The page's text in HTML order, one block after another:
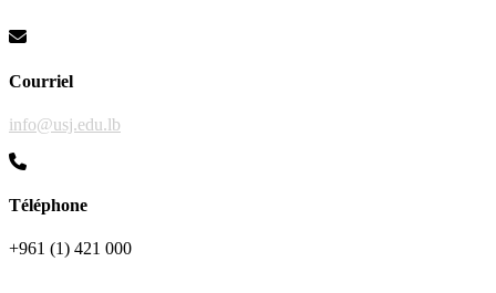
Courriel
info@usj.edu.lb
Téléphone
+961 (1) 421 000